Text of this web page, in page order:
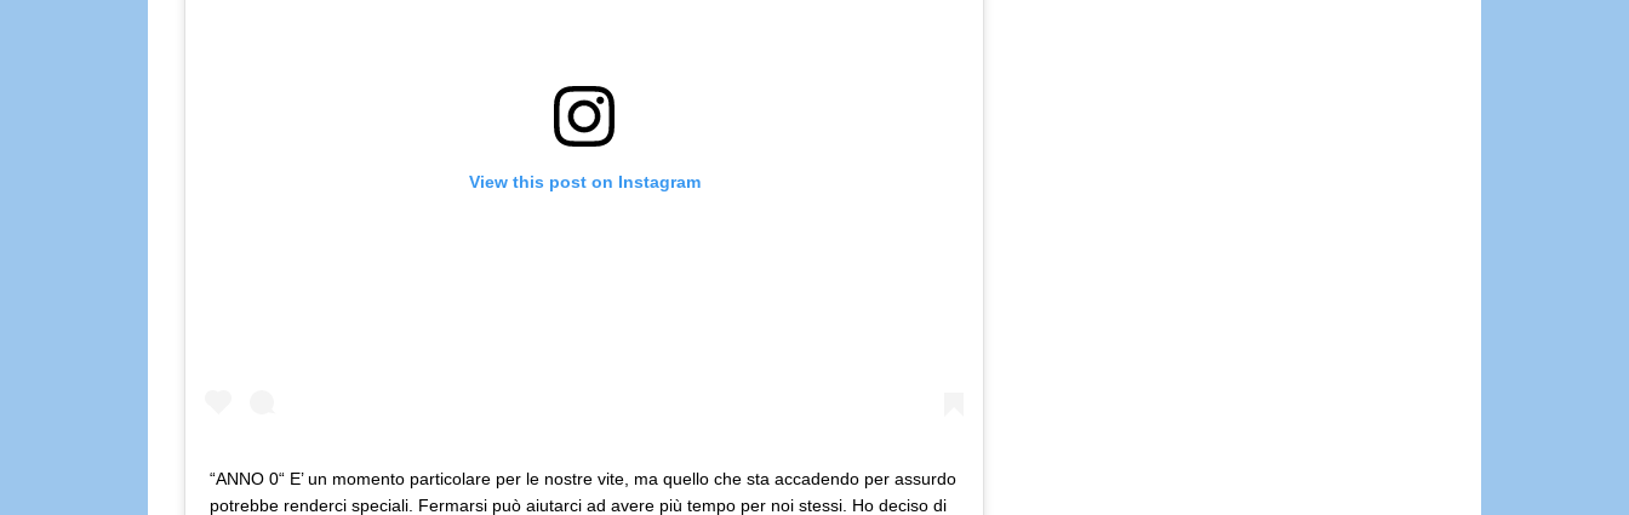
View this post on Instagram
“ANNO 0“ E’ un momento particolare per le nostre vite, ma quello che sta accadendo per assurdo
potrebbe renderci speciali. Fermarsi può aiutarci ad avere più tempo per noi stessi. Ho deciso di